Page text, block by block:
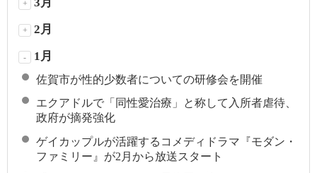
+
+ 2月
- 1月
佐賀市が性的少数者についての研修会を開催
エクアドルで「同性愛治療」と称して入所者虐待、
政府が摘発強化
ゲイカップルが活躍するコメディドラマ『モダン・
ファミリー』が2月から放送スタート